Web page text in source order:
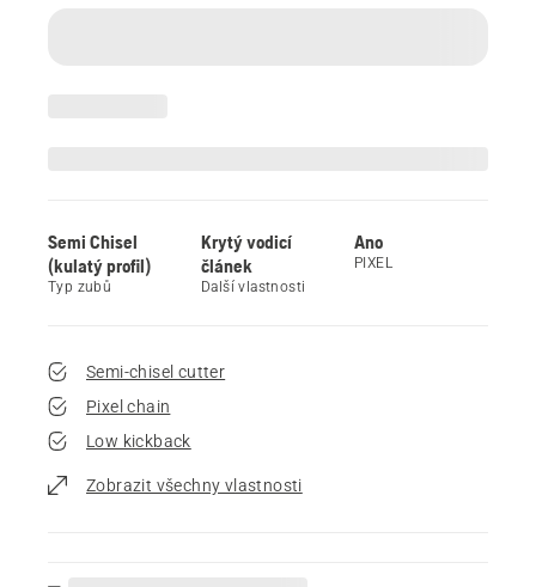
Semi Chisel
(kulatý profil)
Typ zubů
Krytý vodicí
článek
Další vlastnosti
Ano
PIXEL
Semi-chisel cutter
Pixel chain
Low kickback
Zobrazit všechny vlastnosti